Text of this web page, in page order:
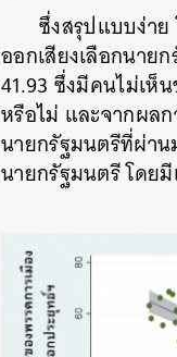
ซึ่งสรุปแบบง่า
ออกเสียงเลือกนาย
41.93 ซึ่งมีคนไม่เห็
หรือไม่ และจากผล
นายกรัฐมนตรีที่ผ่า
นายกรัฐมนตรี โดย